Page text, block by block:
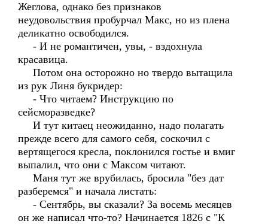
Жеглова, однако без признаков
неудовольствия пробурчал Макс, но из плена
деликатно освободился.
- И не романтичен, увы, - вздохнула
красавица.
Потом она осторожно но твердо вытащила
из рук Линя букридер:
- Что читаем? Инструкцию по
сейсморазведке?
И тут китаец неожиданно, надо полагать
прежде всего для самого себя, соскочил с
вертящегося кресла, поклонился гостье и вмиг
выпалил, что они с Максом читают.
Маня тут же врубилась, бросила "без дат
разберемся" и начала листать:
- Сентябрь, вы сказали? За восемь месяцев
он же написал что-то? Начинается 1826 с "К